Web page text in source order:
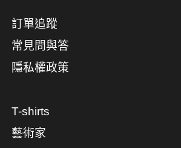
訂單追蹤
常見問與答
隱私權政策
T-shirts
藝術家